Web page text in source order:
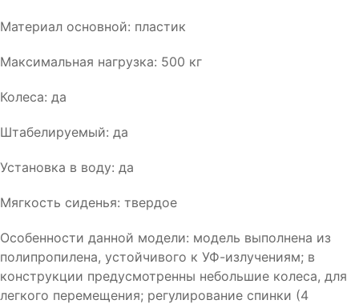
Материал основной: пластик
Максимальная нагрузка: 500 кг
Колеса: да
Штабелируемый: да
Установка в воду: да
Мягкость сиденья: твердое
Особенности данной модели: модель выполнена из
полипропилена, устойчивого к УФ-излучениям; в
конструкции предусмотренны небольшие колеса, для
легкого перемещения; регулирование спинки (4